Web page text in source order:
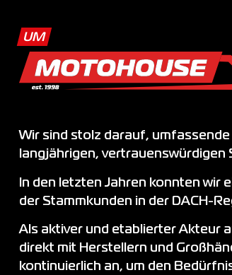
UM
Wir sind stolz darauf,
langjährigen,
In den letzten Jahren konnten wir
der Stammkunden in der DACH-
Als aktiver und etablierter Akteur
direkt mit Herstellern und
kontinuierlich an, um den